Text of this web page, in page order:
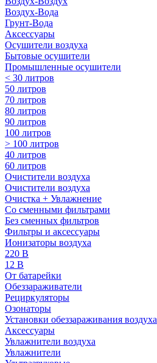
Воздух-Вода
Грунт-Вода
Аксессуары
Осушители воздуха
Бытовые осушители
Промышленные осушители
< 30 литров
50 литров
70 литров
80 литров
90 литров
100 литров
> 100 литров
40 литров
60 литров
Очистители воздуха
Очистители воздуха
Очистка + Увлажнение
Cо сменными фильтрами
Без сменных фильтров
Фильтры и аксессуары
Ионизаторы воздуха
220 В
12 В
От батарейки
Обеззараживатели
Рециркуляторы
Озонаторы
Установки обеззараживания воздуха
Аксессуары
Увлажнители воздуха
Увлажнители